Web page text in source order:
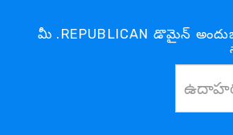
మీ .REPUBLICAN డొమైన్